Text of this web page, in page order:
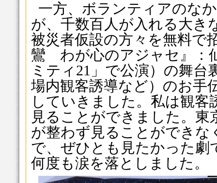
一方、ボランティアのな
が、千数百人が入れる大き
被災者仮設の方々を無料で
鸞 わが心のアジャセ』：
ミティ21」で公演）の舞台
場内観客誘導など）のお手
していきました。私は観
見ることができました。
が整わず見ることができな
で、ぜひとも見たかった
何度も涙を落としました。